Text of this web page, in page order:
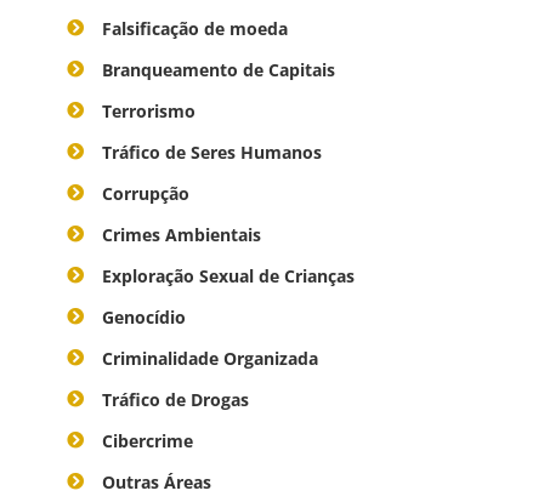
Falsificação de moeda
Branqueamento de Capitais
Terrorismo
Tráfico de Seres Humanos
Corrupção
Crimes Ambientais
Exploração Sexual de Crianças
Genocídio
Criminalidade Organizada
Tráfico de Drogas
Cibercrime
Outras Áreas